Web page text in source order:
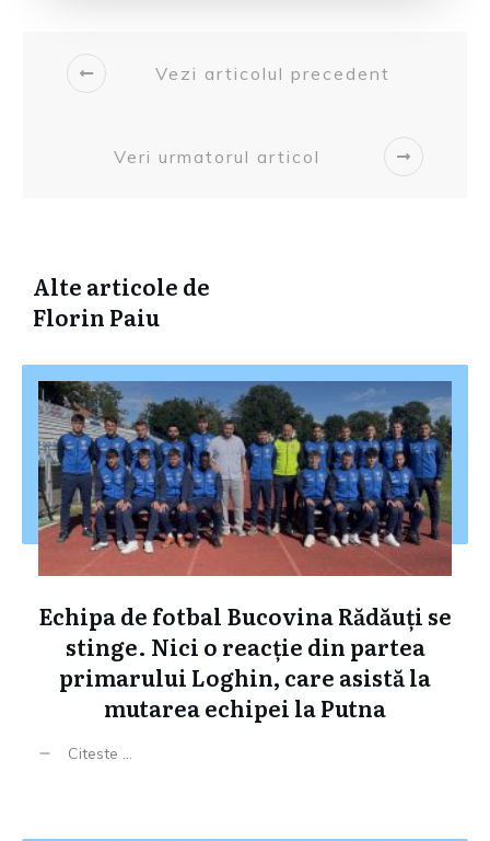
Vezi articolul precedent
Veri urmatorul articol
Alte articole de
Florin Paiu
Echipa de fotbal Bucovina Rădăuți se
stinge. Nici o reacție din partea
primarului Loghin, care asistă la
mutarea echipei la Putna
Citeste ...